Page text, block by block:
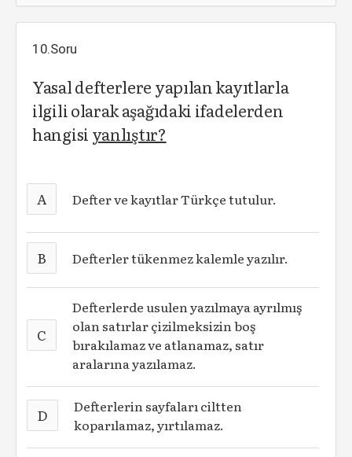
10.Soru
Yasal defterlere yapılan kayıtlarla
ilgili olarak aşağıdaki ifadelerden
hangisi yanlıştır?
A Defter ve kayıtlar Türkçe tutulur.
B Defterler tükenmez kalemle yazılır.
C
Defterlerde usulen yazılmaya ayrılmış
olan satırlar çizilmeksizin boş
bırakılamaz ve atlanamaz, satır
aralarına yazılamaz.
D
Defterlerin sayfaları ciltten
koparılamaz, yırtılamaz.